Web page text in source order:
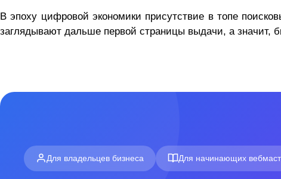
В эпоху цифровой экономики присутствие в топе
заглядывают дальше первой страницы выдачи, а значит,
Для владельцев бизнеса Для начинающих